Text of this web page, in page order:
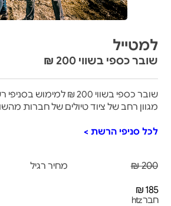
למטייל
שובר כספי בשווי 200 ₪
שובר כספי בשווי 200 ₪
מגוון רחב של ציוד טיולים של חברות
לכל סניפי הרשת >
200 ₪ מחיר רגיל
185 ₪
חבר htz